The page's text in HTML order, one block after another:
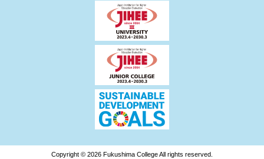
Copyright © 2026 Fukushima College All rights reserved.